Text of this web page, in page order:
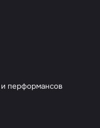
перформансов